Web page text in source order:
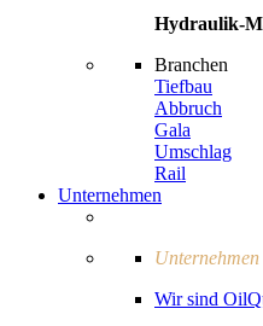
Hydraulik-
Branchen
Tiefbau
Abbruch
Gala
Umschlag
Rail
Unternehmen
Unternehmen
Wir sind